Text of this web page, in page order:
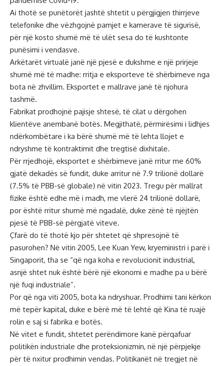
Ai thotë se punëtorët jashtë shtetit u përgjigjen thirrjeve
telefonike dhe vëzhgojnë pamjet e kamerave të sigurisë,
për një kosto shumë më të ulët sesa do të kushtonte
punësimi i vendasve.
Arkëtarët virtualë janë një pjesë e dukshme e një prirjeje
shumë më të madhe: rritja e eksporteve të shërbimeve nga
bota në zhvillim. Eksportet e mallrave janë të njohura
tashmë.
Fabrikat prodhojnë pajisje shtesë, të cilat u dërgohen
klientëve anembanë botës. Megjithatë, përmirësimi i lidhjes
ndërkombëtare i ka bërë shumë më të lehta llojet e
ndryshme të kontraktimit dhe tregtisë dixhitale.
Për rrjedhojë, eksportet e shërbimeve janë rritur me 60%
gjatë dekadës së fundit, duke arritur në 7.9 trilionë dollarë
(7.5% të PBB-së globale) në vitin 2023. Tregu për mallrat
fizike është edhe më i madh, me vlerë 24 trilionë dollarë,
por është rritur shumë më ngadalë, duke zënë të njëjtën
pjesë të PBB-së përgjatë viteve.
Çfarë do të thotë kjo për shtetet që shpresojnë të
pasurohen? Në vitin 2005, Lee Kuan Yew, kryeministri i parë i
Singaporit, tha se “që nga koha e revolucionit industrial,
asnjë shtet nuk është bërë një ekonomi e madhe pa u bërë
një fuqi industriale”.
Por që nga viti 2005, bota ka ndryshuar. Prodhimi tani kërkon
më tepër kapital, duke e bërë më të lehtë që Kina të ruajë
rolin e saj si fabrika e botës.
Në vitet e fundit, shtetet perëndimore kanë përqafuar
politikën industriale dhe proteksionizmin, në një përpjekje
për të nxitur prodhimin vendas. Politikanët në tregjet në